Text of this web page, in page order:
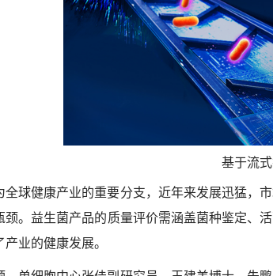
基于流
全球健康产业的重要分支，近年来发展迅猛，
颈。益生菌产品的质量评价需涵盖菌种鉴定、
业的健康发展。